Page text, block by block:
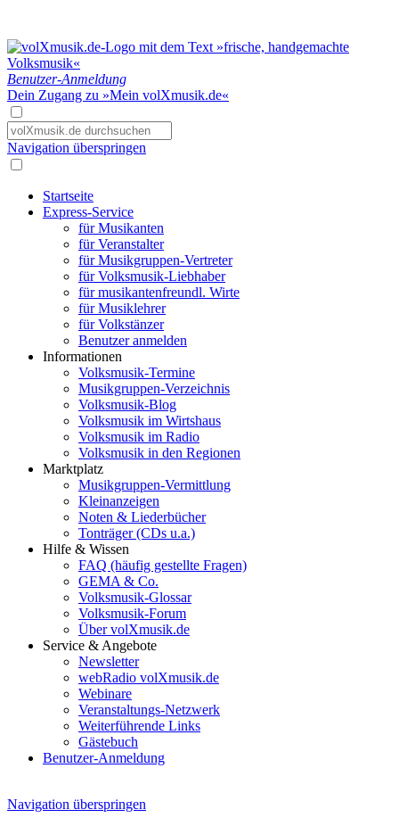
Benutzer-Anmeldung
Dein Zugang zu »Mein volXmusik.de«
Navigation überspringen
Startseite
Express-Service
für Musikanten
für Veranstalter
für Musikgruppen-Vertreter
für Volksmusik-Liebhaber
für musikantenfreundl. Wirte
für Musiklehrer
für Volkstänzer
Benutzer anmelden
Informationen
Volksmusik-Termine
Musikgruppen-Verzeichnis
Volksmusik-Blog
Volksmusik im Wirtshaus
Volksmusik im Radio
Volksmusik in den Regionen
Marktplatz
Musikgruppen-Vermittlung
Kleinanzeigen
Noten & Liederbücher
Tonträger (CDs u.a.)
Hilfe & Wissen
FAQ (häufig gestellte Fragen)
GEMA & Co.
Volksmusik-Glossar
Volksmusik-Forum
Über volXmusik.de
Service & Angebote
Newsletter
webRadio volXmusik.de
Webinare
Veranstaltungs-Netzwerk
Weiterführende Links
Gästebuch
Benutzer-Anmeldung
Navigation überspringen